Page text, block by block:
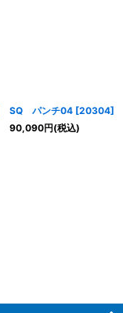
SQ パンチ04 [20304]
90,090円(税込)